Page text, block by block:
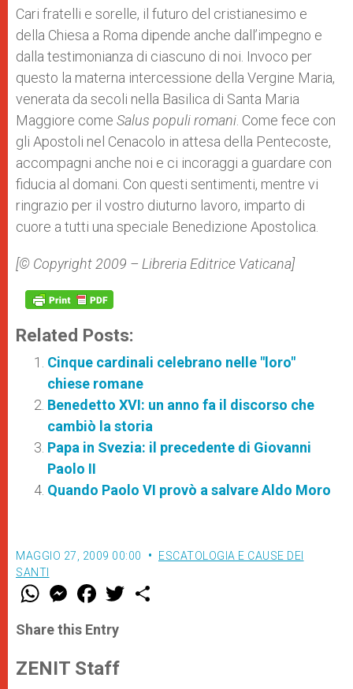
Cari fratelli e sorelle, il futuro del cristianesimo e
della Chiesa a Roma dipende anche dall’impegno e
dalla testimonianza di ciascuno di noi. Invoco per
questo la materna intercessione della Vergine Maria,
venerata da secoli nella Basilica di Santa Maria
Maggiore come Salus populi romani . Come fece con
gli Apostoli nel Cenacolo in attesa della Pentecoste,
accompagni anche noi e ci incoraggi a guardare con
fiducia al domani. Con questi sentimenti, mentre vi
ringrazio per il vostro diuturno lavoro, imparto di
cuore a tutti una speciale Benedizione Apostolica.
[© Copyright 2009 – Libreria Editrice Vaticana]
Related Posts:
Cinque cardinali celebrano nelle "loro"
chiese romane
Benedetto XVI: un anno fa il discorso che
cambiò la storia
Papa in Svezia: il precedente di Giovanni
Paolo II
Quando Paolo VI provò a salvare Aldo Moro
MAGGIO 27, 2009 00:00
ESCATOLOGIA E CAUSE DEI
SANTI
W
t
s
p
p
M
e
s
e
g
e
F
a
e
b
o
k
w
Share this Entry
ZENIT Staff